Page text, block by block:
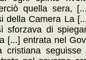
quella sera,
della Camera La
sforzava di
[...] entrata nel
cristiana